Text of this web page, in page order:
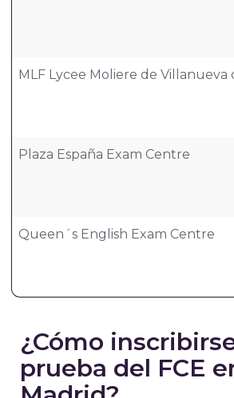
MLF Lycee Moliere de Villanueva
Plaza España Exam Centre
Queen´s English Exam Centre
¿Cómo
prueba del FCE